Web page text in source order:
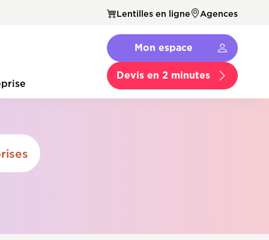
Lentilles en ligne Agences
Navbar
Menu
Secondaire
Mon espace
Devis en 2 minutes